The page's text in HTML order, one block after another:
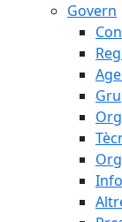
Govern